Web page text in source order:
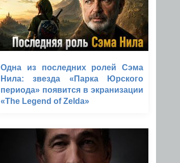
Одна из последних ролей Сэма
Нила: звезда «Парка Юрского
периода» появится в экранизации
«The Legend of Zelda»